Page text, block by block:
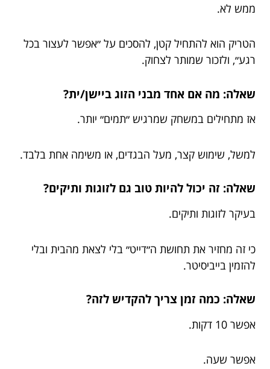
ממש לא.
הטריק הוא להתחיל קטן, להסכים על ״אפשר לעצור בכל
רגע״, ולזכור שמותר לצחוק.
שאלה: מה אם אחד מבני הזוג ביישן/ית?
אז מתחילים במשחק שמרגיש ״תמים״ יותר.
למשל, שימוש קצר, מעל הבגדים, או משימה אחת בלבד.
שאלה: זה יכול להיות טוב גם לזוגות ותיקים?
בעיקר לזוגות ותיקים.
כי זה מחזיר את תחושת ה״דייט״ בלי לצאת מהבית ובלי
להזמין בייביסיטר.
שאלה: כמה זמן צריך להקדיש לזה?
אפשר 10 דקות.
אפשר שעה.